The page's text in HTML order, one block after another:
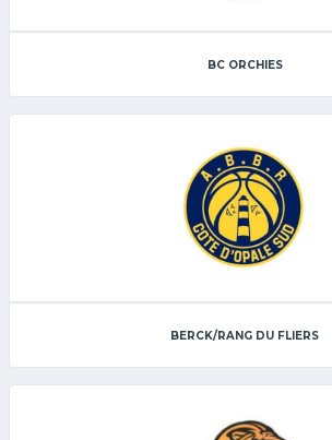
BC ORCHIES
BERCK/RANG DU FLIERS